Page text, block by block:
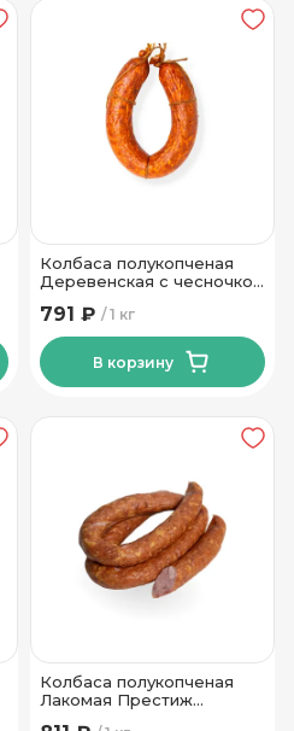
Колбаса полукопченая
Деревенская с чесночком
1 кг
791 ₽
В корзину
Колбаса полукопченая
Лакомая Престиж